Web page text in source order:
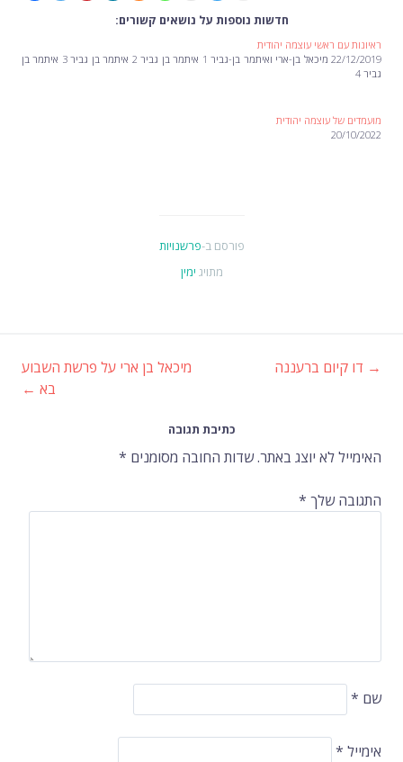
חדשות נוספות על נושאים קשורים:
ראיונות עם ראשי עוצמה יהודית
22/12/2019 מיכאל בן-ארי ואיתמר בן-גביר 1 איתמר בן גביר 2 איתמר בן גביר 3 איתמר בן
גביר 4
מועמדים של עוצמה יהודית
20/10/2022
פורסם ב-פרשנויות
מתויג ימין
ניווט
ברשומות
→ דו קיום ברעננה
מיכאל בן ארי על פרשת השבוע
בא ←
כתיבת תגובה
האימייל לא יוצג באתר.שדות החובה מסומנים *
התגובה שלך *
שם *
אימייל *